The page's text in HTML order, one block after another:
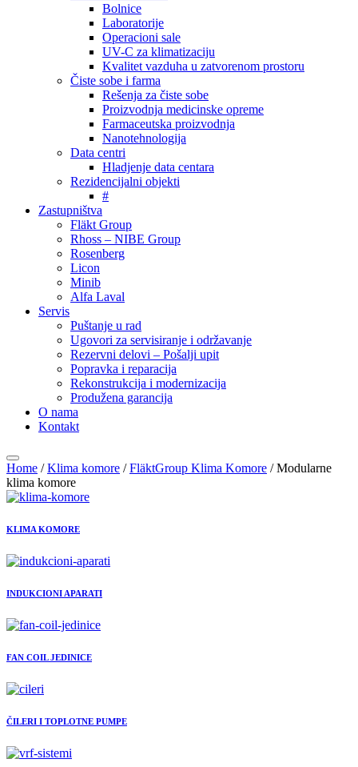
Bolnice
Laboratorije
Operacioni sale
UV-C za klimatizaciju
Kvalitet vazduha u zatvorenom prostoru
Čiste sobe i farma
Rešenja za čiste sobe
Proizvodnja medicinske opreme
Farmaceutska proizvodnja
Nanotehnologija
Data centri
Hladjenje data centara
Rezidencijalni objekti
#
Zastupništva
Fläkt Group
Rhoss – NIBE Group
Rosenberg
Licon
Minib
Alfa Laval
Servis
Puštanje u rad
Ugovori za servisiranje i održavanje
Rezervni delovi – Pošalji upit
Popravka i reparacija
Rekonstrukcija i modernizacija
Produžena garancija
O nama
Kontakt
Home /Klima komore /FläktGroup Klima Komore / Modularne
klima komore
KLIMA KOMORE
INDUKCIONI APARATI
FAN COIL JEDINICE
ČILERI I TOPLOTNE PUMPE